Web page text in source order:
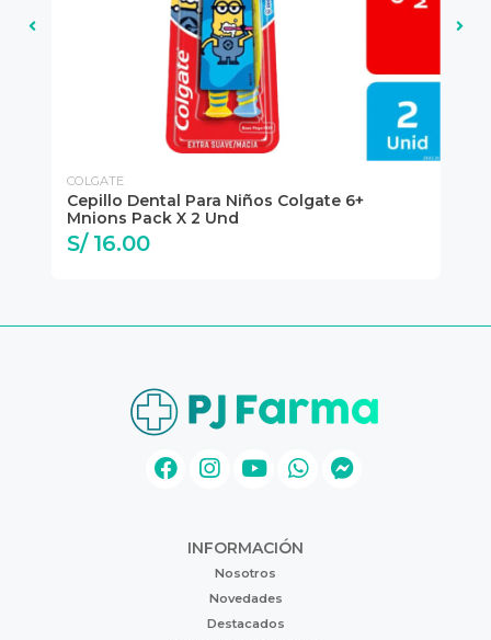
COLGATE
Cepillo Dental Para Niños Colgate 6+
Mnions Pack X 2 Und
S/ 16.00
INFORMACIÓN
Nosotros
Novedades
Destacados